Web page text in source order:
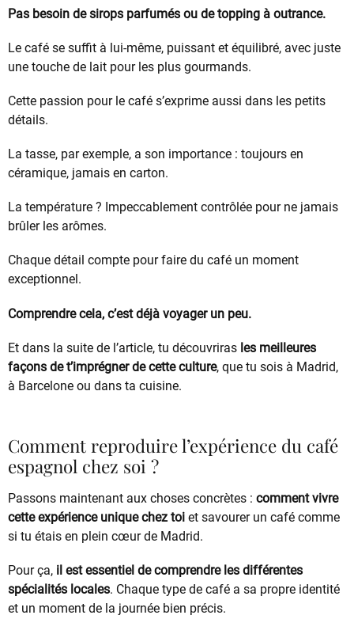
Pas besoin de sirops parfumés ou de topping à outrance.
Le café se suffit à lui-même, puissant et équilibré, avec juste
une touche de lait pour les plus gourmands.
Cette passion pour le café s’exprime aussi dans les petits
détails.
La tasse, par exemple, a son importance : toujours en
céramique, jamais en carton.
La température ? Impeccablement contrôlée pour ne jamais
brûler les arômes.
Chaque détail compte pour faire du café un moment
exceptionnel.
Comprendre cela, c’est déjà voyager un peu.
Et dans la suite de l’article, tu découvriras les meilleures
façons de t’imprégner de cette culture, que tu sois à Madrid,
à Barcelone ou dans ta cuisine.
Comment reproduire l’expérience du café
espagnol chez soi ?
Passons maintenant aux choses concrètes : comment vivre
cette expérience unique chez toi et savourer un café comme
si tu étais en plein cœur de Madrid.
Pour ça, il est essentiel de comprendre les différentes
spécialités locales. Chaque type de café a sa propre identité
et un moment de la journée bien précis.